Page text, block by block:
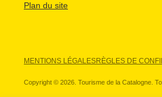
Plan du site
MENTIONS LÉGALESRÈGLES DE
Copyright © 2026. Tourisme de la Catalogne.